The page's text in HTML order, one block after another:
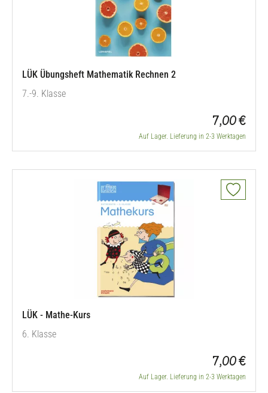
LÜK Übungsheft Mathematik Rechnen 2
7.-9. Klasse
7,00 €
Auf Lager. Lieferung in 2-3 Werktagen
LÜK - Mathe-Kurs
6. Klasse
7,00 €
Auf Lager. Lieferung in 2-3 Werktagen